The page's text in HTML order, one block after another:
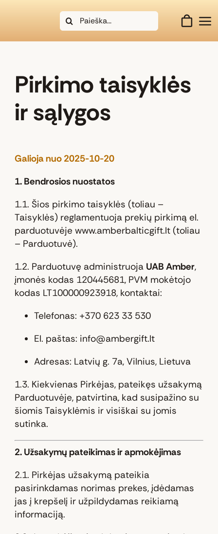
Search
for:
Pirkimo taisyklės
ir sąlygos
Galioja nuo 2025-10-20
1. Bendrosios nuostatos
1.1. Šios pirkimo taisyklės (toliau –
Taisyklės) reglamentuoja prekių pirkimą el.
parduotuvėje www.amberbalticgift.lt (toliau
– Parduotuvė).
1.2. Parduotuvę administruoja UAB Amber,
įmonės kodas 120445681, PVM mokėtojo
kodas LT100000923918, kontaktai:
Telefonas: +370 623 33 530
El. paštas: info@ambergift.lt
Adresas: Latvių g. 7a, Vilnius, Lietuva
1.3. Kiekvienas Pirkėjas, pateikęs užsakymą
Parduotuvėje, patvirtina, kad susipažino su
šiomis Taisyklėmis ir visiškai su jomis
sutinka.
2. Užsakymų pateikimas ir apmokėjimas
2.1. Pirkėjas užsakymą pateikia
pasirinkdamas norimas prekes, įdėdamas
jas į krepšelį ir užpildydamas reikiamą
informaciją.